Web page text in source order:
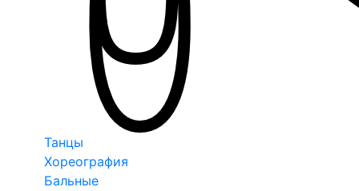
Танцы
Хореография
Бальные